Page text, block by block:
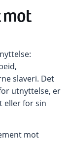
mot
slaveri. Det
utnyttelse, er
eller for sin
mot